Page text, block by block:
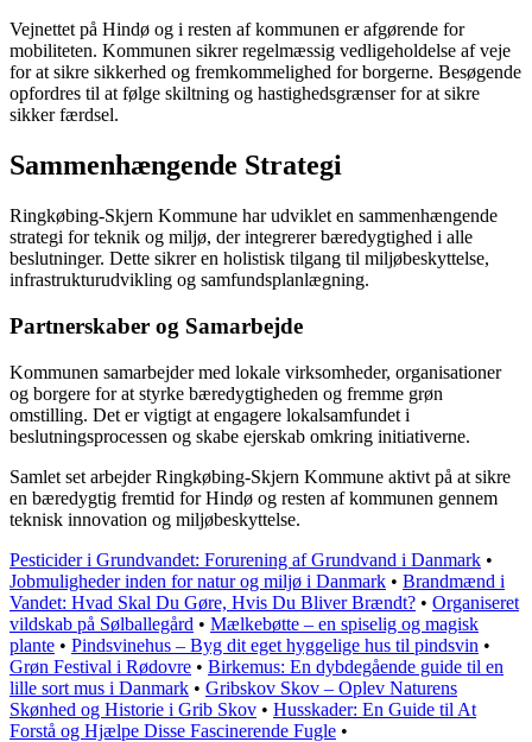
Vejnettet på Hindø og i resten af kommunen er afgørende for
mobiliteten. Kommunen sikrer regelmæssig vedligeholdelse af veje
for at sikre sikkerhed og fremkommelighed for borgerne. Besøgende
opfordres til at følge skiltning og hastighedsgrænser for at sikre
sikker færdsel.
Sammenhængende Strategi
Ringkøbing-Skjern Kommune har udviklet en sammenhængende
strategi for teknik og miljø, der integrerer bæredygtighed i alle
beslutninger. Dette sikrer en holistisk tilgang til miljøbeskyttelse,
infrastrukturudvikling og samfundsplanlægning.
Partnerskaber og Samarbejde
Kommunen samarbejder med lokale virksomheder, organisationer
og borgere for at styrke bæredygtigheden og fremme grøn
omstilling. Det er vigtigt at engagere lokalsamfundet i
beslutningsprocessen og skabe ejerskab omkring initiativerne.
Samlet set arbejder Ringkøbing-Skjern Kommune aktivt på at sikre
en bæredygtig fremtid for Hindø og resten af kommunen gennem
teknisk innovation og miljøbeskyttelse.
Pesticider i Grundvandet: Forurening af Grundvand i Danmark •
Jobmuligheder inden for natur og miljø i Danmark • Brandmænd i
Vandet: Hvad Skal Du Gøre, Hvis Du Bliver Brændt? • Organiseret
vildskab på Sølballegård • Mælkebøtte – en spiselig og magisk
plante • Pindsvinehus – Byg dit eget hyggelige hus til pindsvin •
Grøn Festival i Rødovre • Birkemus: En dybdegående guide til en
lille sort mus i Danmark • Gribskov Skov – Oplev Naturens
Skønhed og Historie i Grib Skov • Husskader: En Guide til At
Forstå og Hjælpe Disse Fascinerende Fugle •